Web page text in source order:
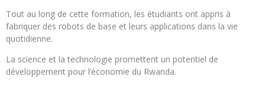
Tout au long de cette formation, les étudiants ont appris à
fabriquer des robots de base et leurs applications dans la vie
quotidienne.
La science et la technologie promettent un potentiel de
développement pour l‘économie du Rwanda.